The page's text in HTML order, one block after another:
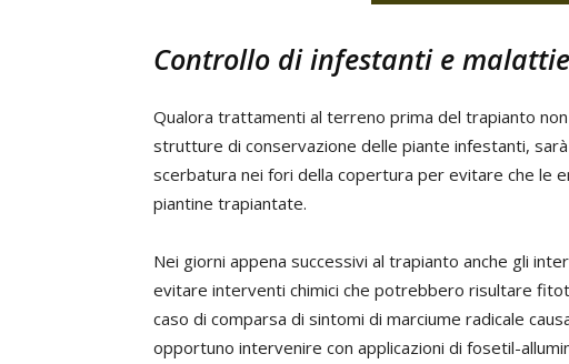
Controllo di infestanti e malattie
Qualora trattamenti al terreno prima del trapianto
strutture di conservazione delle piante infestanti,
scerbatura nei fori della copertura per evitare che le
piantine trapiantate.
Nei giorni appena successivi al trapianto anche gli
evitare interventi chimici che potrebbero risultare
caso di comparsa di sintomi di marciume radicale
opportuno intervenire con applicazioni di fosetil-